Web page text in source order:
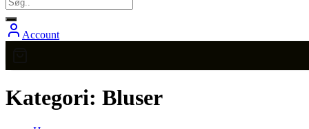
Account
Kategori: Bluser